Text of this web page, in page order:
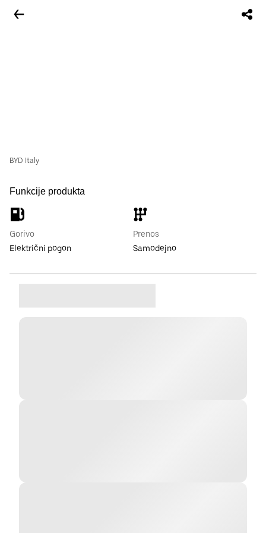
BYD Italy
Funkcije produkta
Gorivo
Električni pogon
Prenos
Samodejno